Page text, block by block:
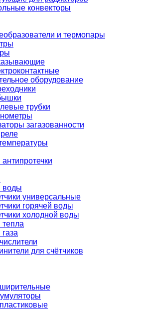
конвекторы
и термопары
оборудование
трубки
загазованности
воды
универсальные
горячей воды
холодной воды
тепла
для счётчиков